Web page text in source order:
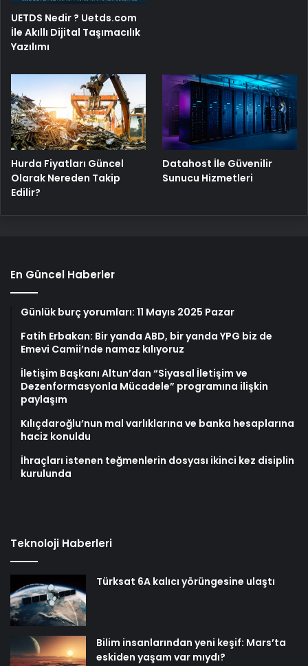
UETDS Nedir ? Uetds.com
İle Akıllı Dijital Taşımacılık
Yazılımı
Hurda Fiyatları Güncel
Olarak Nereden Takip
Edilir?
Datahost İle Güvenilir
Sunucu Hizmetleri
En Güncel Haberler
Günlük burç yorumları: 11 Mayıs 2025 Pazar
Fatih Erbakan: Bir yanda ABD, bir yanda YPG biz de
Emevi Camii’nde namaz kılıyoruz
İletişim Başkanı Altun’dan “Siyasal İletişim ve
Dezenformasyonla Mücadele” programına ilişkin
paylaşım
Kılıçdaroğlu’nun mal varlıklarına ve banka hesaplarına
haciz konuldu
İhraçları istenen teğmenlerin dosyası ikinci kez disiplin
kurulunda
Teknoloji Haberleri
Türksat 6A kalıcı yörüngesine ulaştı
Bilim insanlarından yeni keşif: Mars’ta
eskiden yaşam var mıydı?